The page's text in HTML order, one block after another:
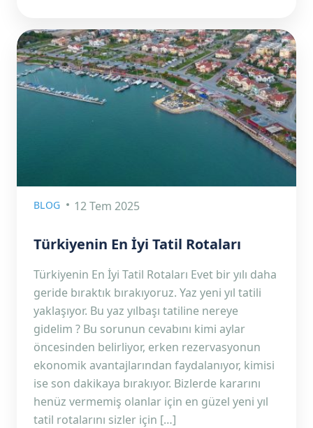
BLOG 12 Tem 2025
Türkiyenin En İyi Tatil Rotaları
Türkiyenin En İyi Tatil Rotaları Evet bir yılı daha
geride bıraktık bırakıyoruz. Yaz yeni yıl tatili
yaklaşıyor. Bu yaz yılbaşı tatiline nereye
gidelim ? Bu sorunun cevabını kimi aylar
öncesinden belirliyor, erken rezervasyonun
ekonomik avantajlarından faydalanıyor, kimisi
ise son dakikaya bırakıyor. Bizlerde kararını
henüz vermemiş olanlar için en güzel yeni yıl
tatil rotalarını sizler için […]